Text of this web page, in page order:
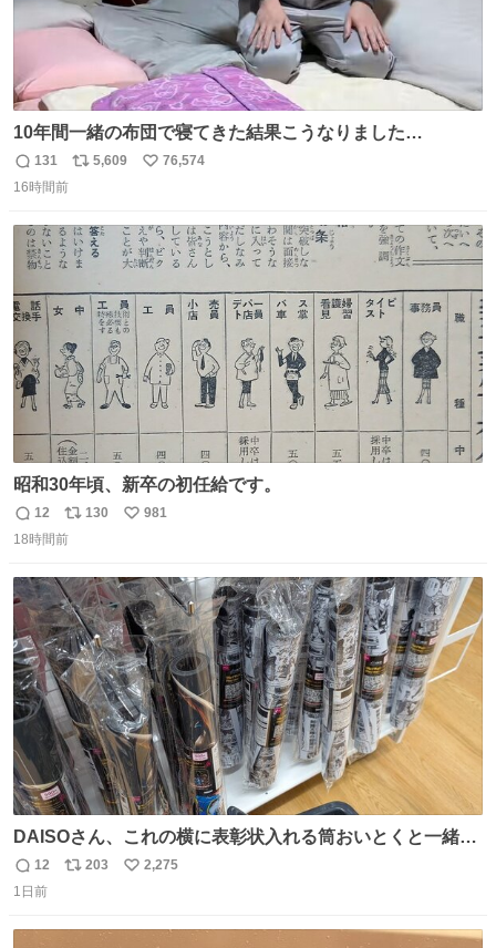
10年間一緒の布団で寝てきた結果こうなりました…
返
信
131
リ
ト
数
5,609
い
数
76,574
16時間前
昭和30年頃、新卒の初任給です。
返
信
12
リ
ポ
ト
数
130
い
数
981
18時間前
DAISOさん、これの横に表彰状入れる筒おいとくと一緒に
売れますのでご検討下さい
返
信
12
リ
203
い
2,275
1日前